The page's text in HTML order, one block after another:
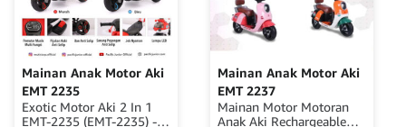
Mainan Anak Motor Aki
EMT 2235
Exotic Motor Aki 2 In 1
EMT-2235 (EMT-2235) -
Mainan Anak Motor Aki
EMT 2237
Mainan Motor Motoran
Anak Aki Rechargeable